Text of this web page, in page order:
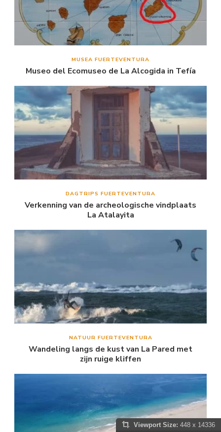
MUSEA FUERTEVENTURA
Museo del Ecomuseo de La Alcogida in Tefía
DAGTRIPS FUERTEVENTURA
Verkenning van de archeologische vindplaats
La Atalayita
NATUUR FUERTEVENTURA
Wandeling langs de kust van La Pared met
zijn ruige kliffen
Viewport Size: 448 x 14336